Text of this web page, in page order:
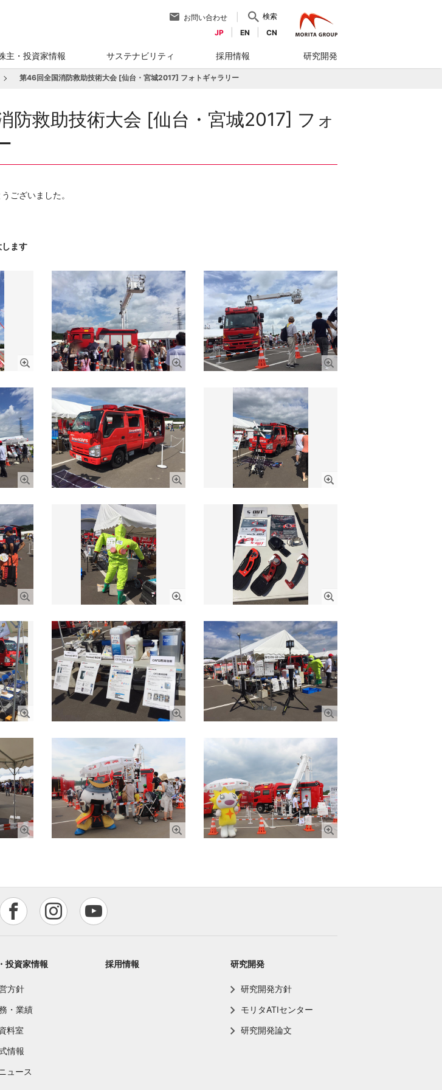
お問い合わせ
検索
JP
EN CN
主・投資家情報 サステナビリティ 採用情報 研究開発
第46回全国消防救助技術大会 [仙台・宮城2017] フォトギャラリー
防救助技術大会 [仙台・宮城2017] フォ
ございました。
ます
投資家情報
方針
・業績
料室
情報
ュース
採用情報 研究開発
研究開発方針
モリタATIセンター
研究開発論文